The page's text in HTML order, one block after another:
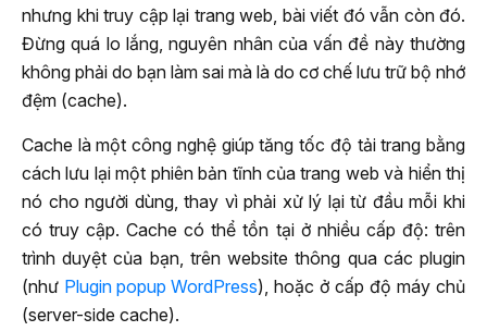
nhưng khi truy cập lại trang web, bài viết đó vẫn còn đó.
Đừng quá lo lắng, nguyên nhân của vấn đề này thường
không phải do bạn làm sai mà là do cơ chế lưu trữ bộ nhớ
đệm (cache).
Cache là một công nghệ giúp tăng tốc độ tải trang bằng
cách lưu lại một phiên bản tĩnh của trang web và hiển thị
nó cho người dùng, thay vì phải xử lý lại từ đầu mỗi khi
có truy cập. Cache có thể tồn tại ở nhiều cấp độ: trên
trình duyệt của bạn, trên website thông qua các plugin
(như Plugin popup WordPress), hoặc ở cấp độ máy chủ
(server-side cache).